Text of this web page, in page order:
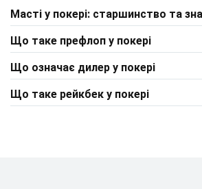
Масті у покері: старшинство та
Що таке префлоп у покері
Що означає дилер у покері
Що таке рейкбек у покері